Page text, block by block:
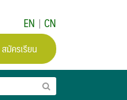
EN | CN
สมัครเรียน